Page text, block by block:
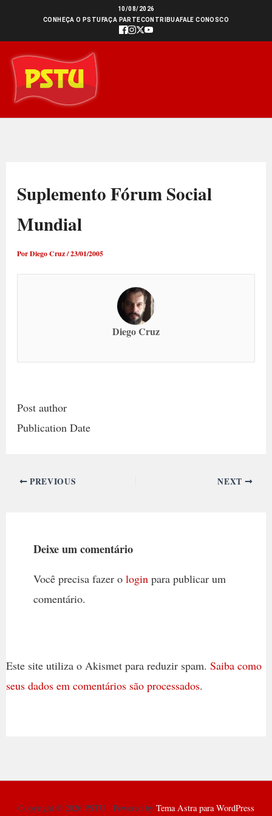
conteúdo
10/08/2026
CONHEÇA O PSTU FAÇA PARTECONTRIBUAFALE CONOSCO
Suplemento Fórum Social
Mundial
PorDiego Cruz/23/01/2005
Diego Cruz
Post author
Publication Date
PREVIOUS NEXT
Deixe um comentário
Você precisa fazer o loginpara publicar um
comentário.
Este site utiliza o Akismet para reduzir spam. Saiba como
seus dados em comentários são processados.
Copyright © 2026 PSTU | Powered by Tema Astra para WordPress